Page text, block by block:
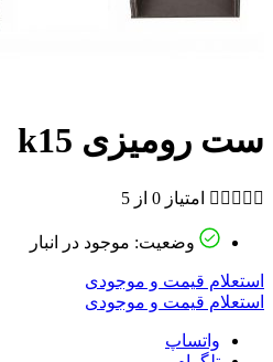
ست رومیزی k15
     امتیاز 0 از 5
وضعیت: موجود در انبار
استعلام قیمت و موجودی
استعلام قیمت و موجودی
واتساپ